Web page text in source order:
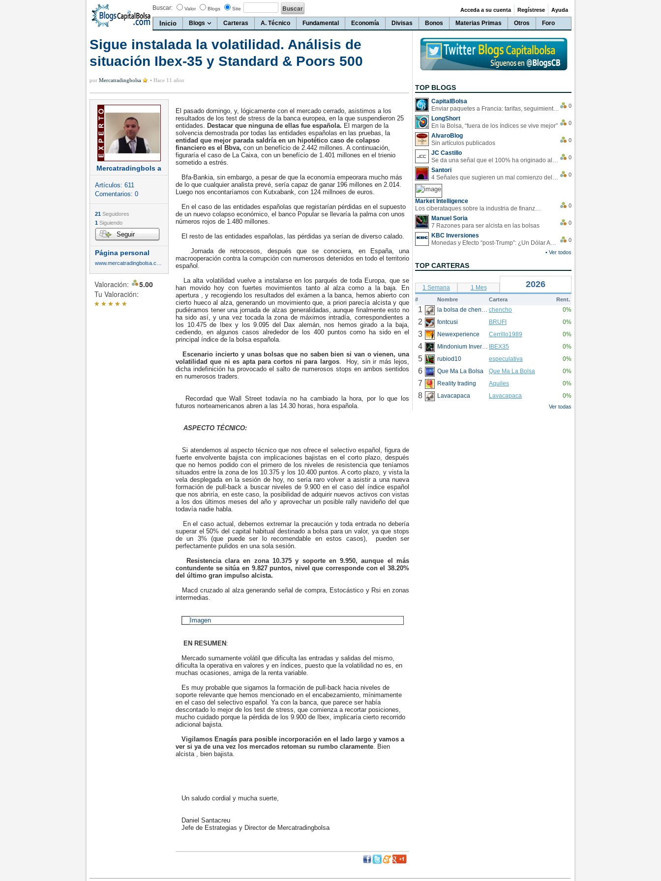
Buscar: Valor Blogs Site
Inicio Blogs Carteras A. Técnico Fundamental Economía Divisas Bonos Materias Primas Otros Foro
Acceda a su cuenta Regístrese Ayuda
Sigue instalada la volatilidad. Análisis de
situación Ibex-35 y Standard & Poors 500
por Mercatradingbolsa • Hace 11 años
Mercatradingbols a
Artículos: 611
Comentarios: 0
21 Seguidores
1 Siguiendo
Seguir
Página personal
Valoración:
5.00
Tu Valoración:
*****
El pasado domingo, y, lógicamente con el mercado cerrado, asistimos a los
resultados de los test de stress de la banca europea, en la que suspendieron 25
entidades. Destacar que ninguna de ellas fue española. El margen de la
solvencia demostrada por todas las entidades españolas en las pruebas, la
entidad que mejor parada saldría en un hipotético caso de colapso
financiero es el Bbva, con un benefício de 2.442 millones. A continuación,
figuraría el caso de La Caixa, con un benefício de 1.401 millones en el trienio
sometido a estrés.
Bfa-Bankia, sin embargo, a pesar de que la economía empeorara mucho más
de lo que cualquier analista prevé, sería capaz de ganar 196 millones en 2.014.
Luego nos encontaríamos con Kutxabank, con 124 millnoes de euros.
En el caso de las entidades españolas que registarían pérdidas en el supuesto
de un nuevo colapso económico, el banco Popular se llevaría la palma con unos
números rojos de 1.480 millones.
El resto de las entidades españolas, las pérdidas ya serían de diverso calado.
Jornada de retrocesos, después que se conociera, en España, una
macrooperación contra la corrupción con numerosos detenidos en todo el territorio
español.
La alta volatilidad vuelve a instalarse en los parqués de toda Europa, que se
han movido hoy con fuertes movimientos tanto al alza como a la baja. En
apertura , y recogiendo los resultados del exámen a la banca, hemos abierto con
cierto hueco al alza, generando un movimiento que, a priori parecía alcista y que
pudiéramos tener una jornada de alzas generalidadas, aunque finalmente esto no
ha sido así, y una vez tocada la zona de máximos intradía, correspondientes a
los 10.475 de Ibex y los 9.095 del Dax alemán, nos hemos girado a la baja,
cediendo, en algunos casos alrededor de los 400 puntos como ha sido en el
principal índice de la bolsa española.
Escenario incierto y unas bolsas que no saben bien si van o vienen, una
volatilidad que ni es apta para cortos ni para largos. Hoy, sin ir más lejos,
dicha indefinición ha provocado el salto de numerosos stops en ambos sentidos
en numerosos traders.
Recordad que Wall Street todavía no ha cambiado la hora, por lo que los
futuros norteamericanos abren a las 14.30 horas, hora española.
ASPECTO TÉCNICO:
Si atendemos al aspecto técnico que nos ofrece el selectivo español, figura de
fuerte envolvente bajista con implicaciones bajistas en el corto plazo, después
que no hemos podido con el primero de los niveles de resistencia que teníamos
situados entre la zona de los 10.375 y los 10.400 puntos. A corto plazo, y vista la
vela desplegada en la sesión de hoy, no sería raro volver a asistir a una nueva
formación de pull-back a buscar niveles de 9.900 en el caso del índice español
que nos abriría, en este caso, la posibilidad de adquirir nuevos activos con vistas
a los dos últimos meses del año y aprovechar un posible rally navideño del que
todavía nadie habla.
En el caso actual, debemos extremar la precaución y toda entrada no debería
superar el 50% del capital habitual destinado a bolsa para un valor, ya que stops
de un 3% (que puede ser lo recomendable en estos casos), pueden ser
perfectamente pulidos en una sola sesión.
Resistencia clara en zona 10.375 y soporte en 9.950, aunque el más
contundente se sitúa en 9.827 puntos, nivel que corresponde con el 38.20%
del último gran impulso alcista.
Macd cruzado al alza generando señal de compra, Estocástico y Rsi en zonas
intermedias.
EN RESUMEN :
Mercado sumamente volátil que dificulta las entradas y salidas del mismo,
dificulta la operativa en valores y en índices, puesto que la volatilidad no es, en
muchas ocasiones, amiga de la renta variable.
Es muy probable que sigamos la formación de pull-back hacia niveles de
soporte relevante que hemos mencionado en el encabezamiento, mínimamente
en el caso del selectivo español. Ya con la banca, que parece ser había
descontado lo mejor de los test de stress, que comienza a recortar posiciones,
mucho cuidado porque la pérdida de los 9.900 de Ibex, implicaría cierto recorrido
adicional bajista.
Vigilamos Enagás para posible incorporación en el lado largo y vamos a
ver si ya de una vez los mercados retoman su rumbo claramente. Bien
alcista , bien bajista.
Un saludo cordial y mucha suerte,
Daniel Santacreu
Jefe de Estrategias y Director de Mercatradingbolsa
TOP BLOGS
CapitalBolsa
Enviar paquetes a Francia: tarifas, seguimiento y ventajas destacadas
0
LongShort
En la Bolsa, “fuera de los índices se vive mejor”
0
AlvaroBlog
Sin artículos publicados
0
JC Castillo
Se da una señal que el 100% ha originado alzas en las bolsas
0
Santori
4 Señales que sugieren un mal comienzo del 3T de la economía EEUU
0
Market Intelligence
Los ciberataques sobre la industria de finanzas se han duplicado este año
0
Manuel Soria
7 Razones para ser alcista en las bolsas
0
KBC Inversiones
Monedas y Efecto “post-Trump”: ¿Un Dólar Americano operando en rangos?
0
• Ver todos
TOP CARTERAS
1 Semana 1 Mes 2026
# Nombre Cartera Rent.
1 la bolsa de chencho chencho 0%
2 fontcusi BRUFI 0%
3 Newexperience Cerrillo1989 0%
4 Mindonium Inversions IBEX35 0%
5 rubiod10 especulativa 0%
6 Que Ma La Bolsa Que Ma La Bolsa 0%
7 Reality trading Aquiles 0%
8 Lavacapaca Lavacapaca 0%
Ver todas